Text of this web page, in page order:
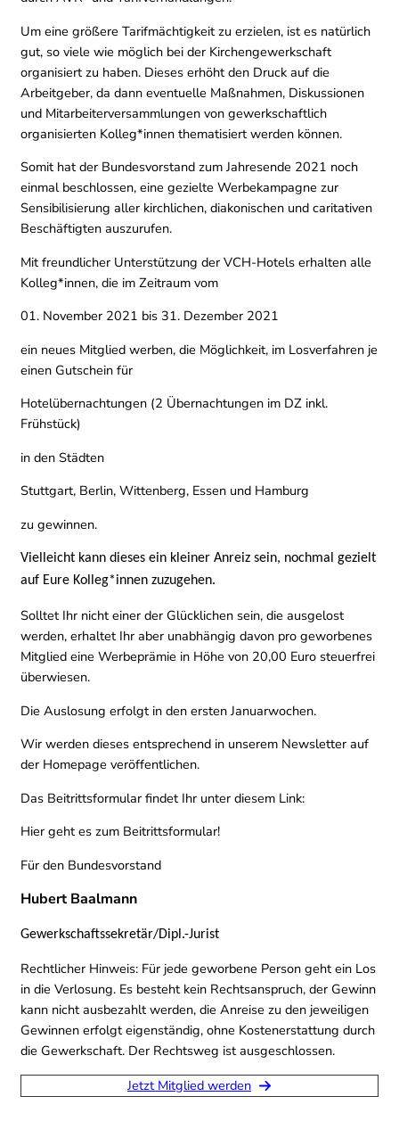
Um eine größere Tarifmächtigkeit zu erzielen, ist es natürlich
gut, so viele wie möglich bei der Kirchengewerkschaft
organisiert zu haben. Dieses erhöht den Druck auf die
Arbeitgeber, da dann eventuelle Maßnahmen, Diskussionen
und Mitarbeiterversammlungen von gewerkschaftlich
organisierten Kolleg*innen thematisiert werden können.
Somit hat der Bundesvorstand zum Jahresende 2021 noch
einmal beschlossen, eine gezielte Werbekampagne zur
Sensibilisierung aller kirchlichen, diakonischen und caritativen
Beschäftigten auszurufen.
Mit freundlicher Unterstützung der VCH-Hotels erhalten alle
Kolleg*innen, die im Zeitraum vom
01. November 2021 bis 31. Dezember 2021
ein neues Mitglied werben, die Möglichkeit, im Losverfahren je
einen Gutschein für
Hotelübernachtungen (2 Übernachtungen im DZ inkl.
Frühstück)
in den Städten
Stuttgart, Berlin, Wittenberg, Essen und Hamburg
zu gewinnen.
Vielleicht kann dieses ein kleiner Anreiz sein, nochmal gezielt
auf Eure Kolleg*innen zuzugehen.
Solltet Ihr nicht einer der Glücklichen sein, die ausgelost
werden, erhaltet Ihr aber unabhängig davon pro geworbenes
Mitglied eine Werbeprämie in Höhe von 20,00 Euro steuerfrei
überwiesen.
Die Auslosung erfolgt in den ersten Januarwochen.
Wir werden dieses entsprechend in unserem Newsletter auf
der Homepage veröffentlichen.
Das Beitrittsformular findet Ihr unter diesem Link:
Hier geht es zum Beitrittsformular!
Für den Bundesvorstand
Hubert Baalmann
Gewerkschaftssekretär/Dipl.-Jurist
Rechtlicher Hinweis: Für jede geworbene Person geht ein Los
in die Verlosung. Es besteht kein Rechtsanspruch, der Gewinn
kann nicht ausbezahlt werden, die Anreise zu den jeweiligen
Gewinnen erfolgt eigenständig, ohne Kostenerstattung durch
die Gewerkschaft. Der Rechtsweg ist ausgeschlossen.
Jetzt Mitglied werden